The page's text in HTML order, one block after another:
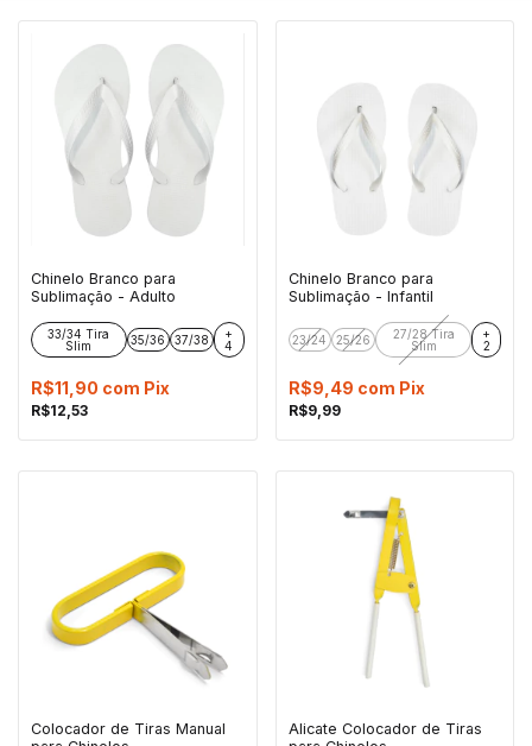
Chinelo Branco para
Sublimação - Adulto
33/34 Tira
Slim
35/36 37/38
+
4
R$12,53
R$11,90 com Pix
Chinelo Branco para
Sublimação - Infantil
23/24 25/26
27/28 Tira
Slim
+
2
R$9,99
R$9,49 com Pix
Colocador de Tiras Manual
Alicate Colocador de Tiras